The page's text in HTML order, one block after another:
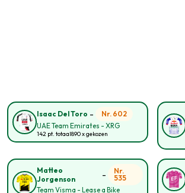
Isaac Del Toro -
Nr. 602
UAE Team Emirates - XRG
142 pt. totaal890 x gekozen
Matteo
Jorgenson
-
Nr.
535
Team Visma - Lease a Bike